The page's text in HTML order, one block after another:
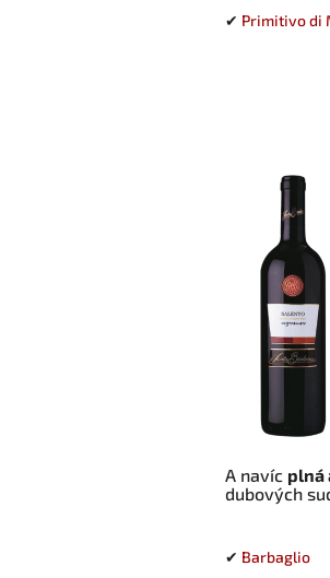
✔ Primitivo di
A navíc plná
dubových
✔ Barbaglio